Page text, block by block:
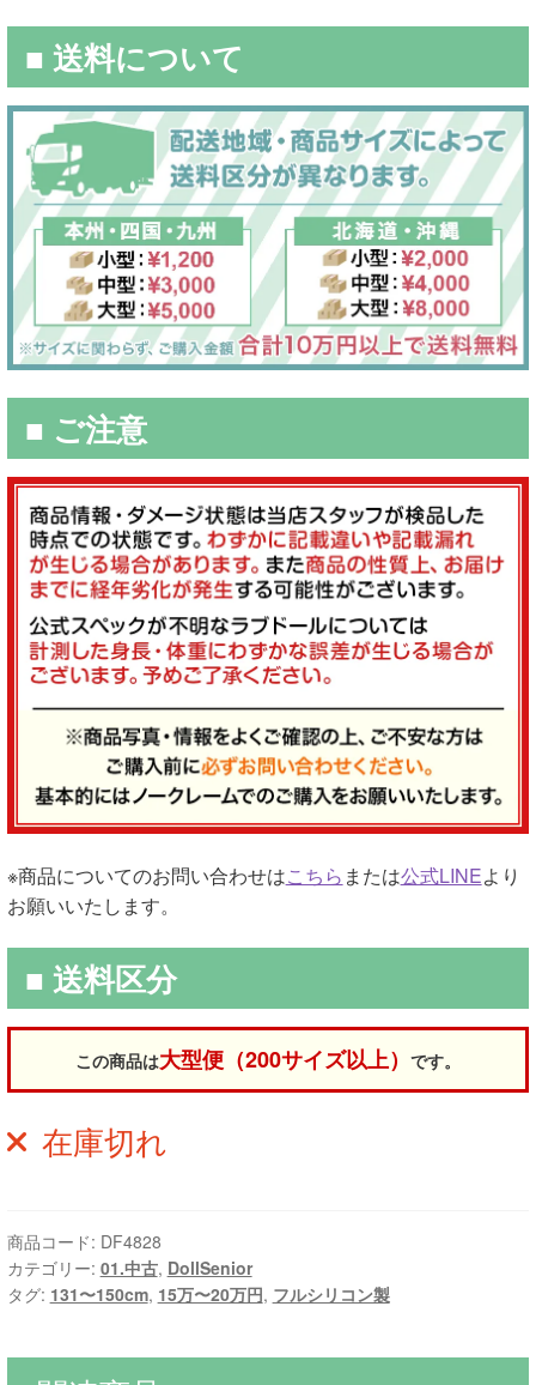
■ 送料について
■ ご注意
※商品についてのお問い合わせはこちら または公式LINEより
お願いいたします。
■ 送料区分
この商品は大型便（200サイズ以上） です。
在庫切れ
商品コード: DF4828
カテゴリー: 01.中古, DollSenior
タグ: 131〜150cm, 15万〜20万円, フルシリコン製